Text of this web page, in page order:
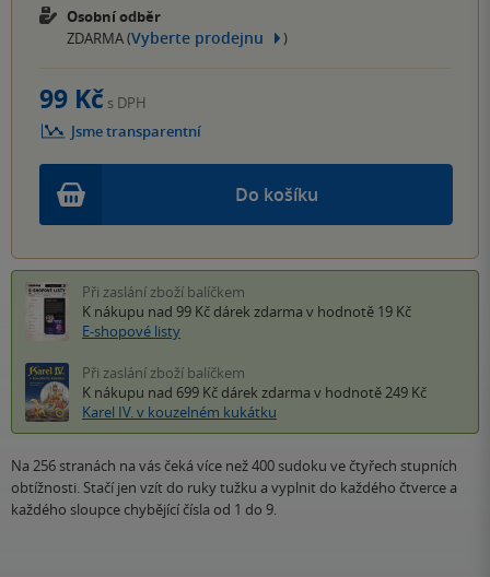
Osobní odběr
ZDARMA (Vyberte prodejnu )
Do košíku
99 Kč s DPH
Jsme transparentní
Při zaslání zboží balíčkem
K nákupu nad 99 Kč dárek zdarma v hodnotě 19 Kč
E-shopové listy
Při zaslání zboží balíčkem
K nákupu nad 699 Kč dárek zdarma v hodnotě 249 Kč
Karel IV. v kouzelném kukátku
Na 256 stranách na vás čeká více než 400 sudoku ve čtyřech stupních
obtížnosti. Stačí jen vzít do ruky tužku a vyplnit do každého čtverce a
každého sloupce chybějící čísla od 1 do 9.